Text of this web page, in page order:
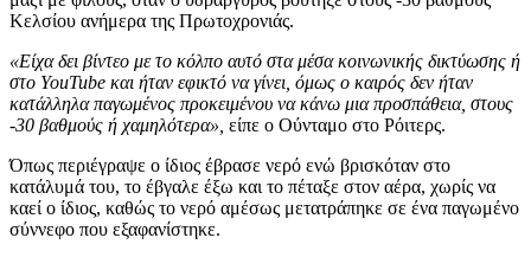
Κελσίου ανήμερα της Πρωτοχρονιάς.
«Είχα δει βίντεο με το κόλπο αυτό στα μέσα κοινωνικής δικτύωσης ή
στο YouTube και ήταν εφικτό να γίνει, όμως ο καιρός δεν ήταν
κατάλληλα παγωμένος προκειμένου να κάνω μια προσπάθεια, στους
-30 βαθμούς ή χαμηλότερα», είπε ο Ούνταμο στο Ρόιτερς.
Όπως περιέγραψε ο ίδιος έβρασε νερό ενώ βρισκόταν στο
κατάλυμά του, το έβγαλε έξω και το πέταξε στον αέρα, χωρίς να
καεί ο ίδιος, καθώς το νερό αμέσως μετατράπηκε σε ένα παγωμένο
σύννεφο που εξαφανίστηκε.